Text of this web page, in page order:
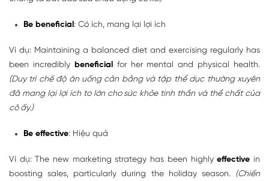
Be beneficial: Có ích, mang lại lợi ích
Ví dụ: Maintaining a balanced diet and exercising regularly has
been incredibly beneficialfor her mental and physical health.
(Duy trì chế độ ăn uống cân bằng và tập thể dục thường xuyên
đã mang lại lợi ích to lớn cho sức khỏe tinh thần và thể chất của
cô ấy.)
Be effective: Hiệu quả
Ví dụ: The new marketing strategy has been highlyeffective in
boosting sales, particularly during the holiday season. (Chiến